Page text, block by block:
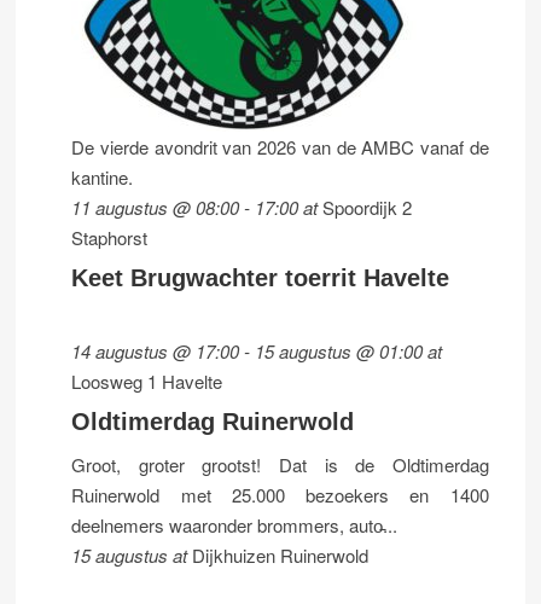
De vierde avondrit van 2026 van de AMBC vanaf de
kantine.
11 augustus @ 08:00- 17:00atSpoordijk 2
Staphorst
Keet Brugwachter toerrit Havelte
14 augustus @ 17:00- 15 augustus @ 01:00at
Loosweg 1 Havelte
Oldtimerdag Ruinerwold
Groot, groter grootst! Dat is de Oldtimerdag
Ruinerwold met 25.000 bezoekers en 1400
deelnemers waaronder brommers, auto̵...
15 augustus atDijkhuizen Ruinerwold